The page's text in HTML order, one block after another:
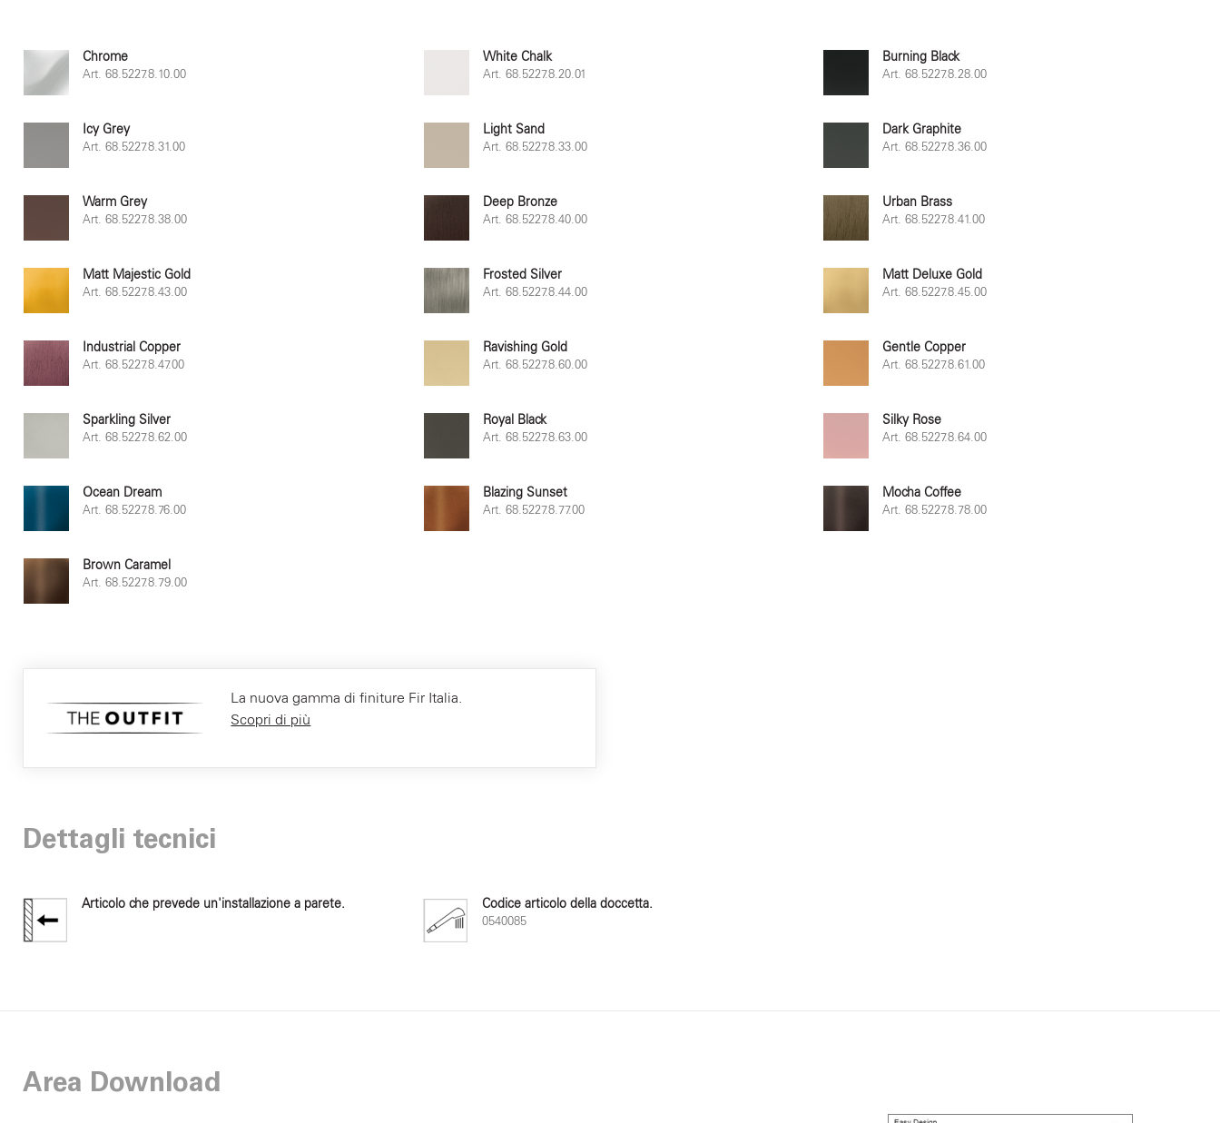
Chrome
Art. 68.5227.8.10.00
White Chalk
Art. 68.5227.8.20.01
Burning Black
Art. 68.5227.8.28.00
Icy Grey
Art. 68.5227.8.31.00
Light Sand
Art. 68.5227.8.33.00
Dark Graphite
Art. 68.5227.8.36.00
Warm Grey
Art. 68.5227.8.38.00
Deep Bronze
Art. 68.5227.8.40.00
Urban Brass
Art. 68.5227.8.41.00
Matt Majestic Gold
Art. 68.5227.8.43.00
Frosted Silver
Art. 68.5227.8.44.00
Matt Deluxe Gold
Art. 68.5227.8.45.00
Industrial Copper
Art. 68.5227.8.47.00
Ravishing Gold
Art. 68.5227.8.60.00
Gentle Copper
Art. 68.5227.8.61.00
Sparkling Silver
Art. 68.5227.8.62.00
Royal Black
Art. 68.5227.8.63.00
Silky Rose
Art. 68.5227.8.64.00
Ocean Dream
Art. 68.5227.8.76.00
Blazing Sunset
Art. 68.5227.8.77.00
Mocha Coffee
Art. 68.5227.8.78.00
Brown Caramel
Art. 68.5227.8.79.00
La nuova gamma di finiture Fir Italia.
Scopri di più
Dettagli tecnici
Articolo che prevede un'installazione a parete. Codice articolo della doccetta.
0540085
Area Download